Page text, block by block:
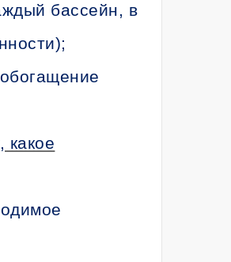
бассейн, в
какое